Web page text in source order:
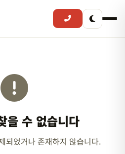
을 수 없습니다
되었거나 존재하지 않습니다.